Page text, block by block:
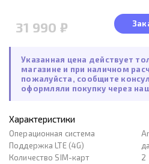
31 990 ₽
Указанная цена действует
магазине и при наличном
пожалуйста, сообщите
оформляли покупку через
Характеристики
Операционная система
Поддержка LTE (4G)
да
Количество SIM-карт
2